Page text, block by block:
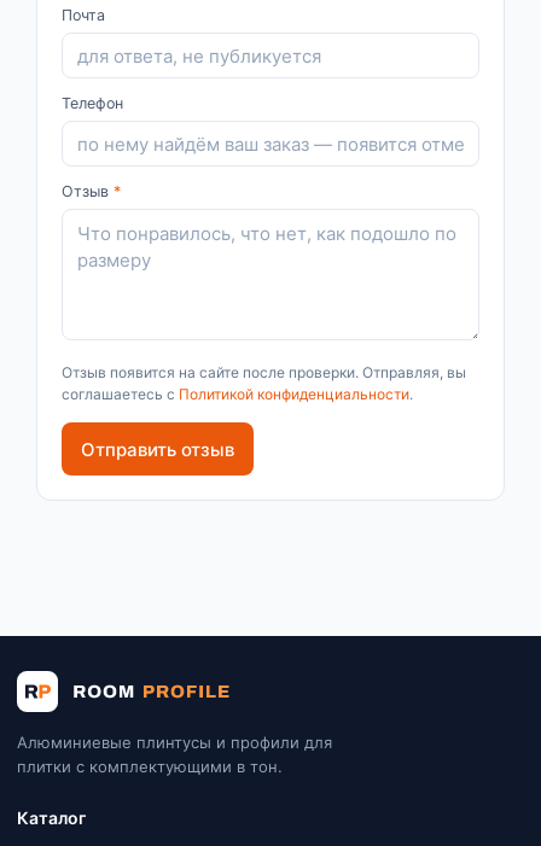
Почта
Телефон
Отзыв *
Отзыв появится на сайте после проверки. Отправляя, вы
соглашаетесь с Политикой конфиденциальности.
Отправить отзыв
Алюминиевые плинтусы и профили для
плитки с комплектующими в тон.
Каталог